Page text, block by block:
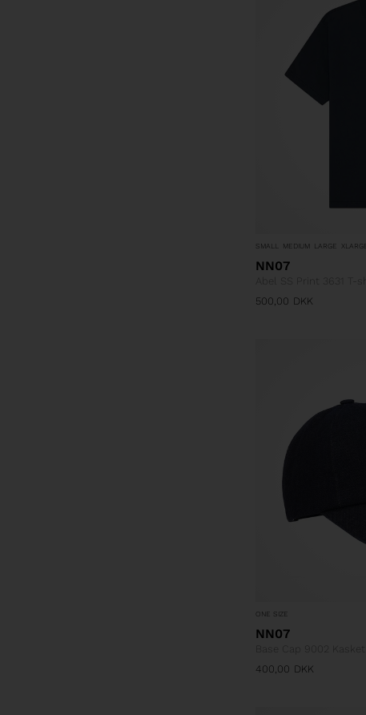
SMALL MEDIUM LARGE XLARGE
NN07
500,00 DKK
ONE SIZE
NN07
Base Cap 9002 Kasket
400,00 DKK